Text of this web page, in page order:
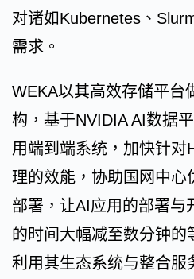
对诸如Kubernetes、
需求。
WEKA以其高效存储平台
构，基于NVIDIA AI数据
用端到端系统，加快针对
理的效能，协助国网中心
部署，让AI应用的部署与
的时间大幅减至数分钟的
利用其生态系统与整合服